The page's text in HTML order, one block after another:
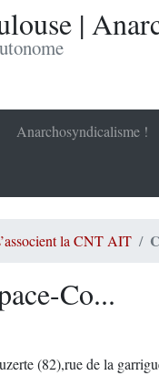
|
Anarchosyndicalisme !
la CNT AIT
Co...
(82),rue de la